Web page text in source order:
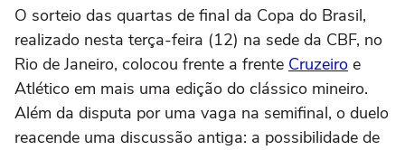
O sorteio das quartas de final da Copa do Brasil,
realizado nesta terça-feira (12) na sede da CBF, no
Rio de Janeiro, colocou frente a frente Cruzeiro e
Atlético em mais uma edição do clássico mineiro.
Além da disputa por uma vaga na semifinal, o duelo
reacende uma discussão antiga: a possibilidade de